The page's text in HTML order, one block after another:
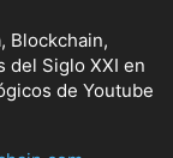
Blockchain,
del Siglo XXI en
de Youtube